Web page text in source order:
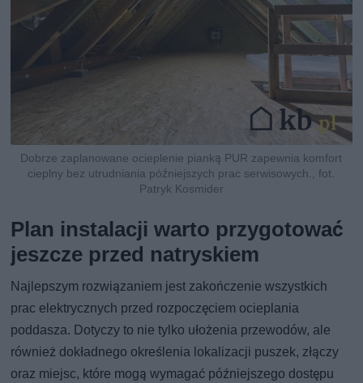
Dobrze zaplanowane ocieplenie pianką PUR zapewnia komfort
cieplny bez utrudniania późniejszych prac serwisowych., fot.
Patryk Kosmider
Plan instalacji warto przygotować
jeszcze przed natryskiem
Najlepszym rozwiązaniem jest zakończenie wszystkich
prac elektrycznych przed rozpoczęciem ocieplania
poddasza. Dotyczy to nie tylko ułożenia przewodów, ale
również dokładnego określenia lokalizacji puszek, złączy
oraz miejsc, które mogą wymagać późniejszego dostępu